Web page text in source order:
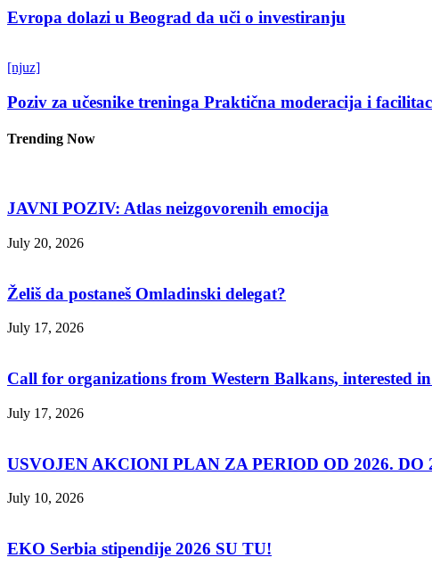
Evropa dolazi u Beograd da uči o investiranju
[njuz]
Poziv za učesnike treninga Praktična moderacija i
Trending Now
JAVNI POZIV: Atlas neizgovorenih emocija
July 20, 2026
Želiš da postaneš Omladinski delegat?
July 17, 2026
Call for organizations from Western Balkans, interested
July 17, 2026
USVOJEN AKCIONI PLAN ZA PERIOD OD 2026. DO
July 10, 2026
EKO Serbia stipendije 2026 SU TU!